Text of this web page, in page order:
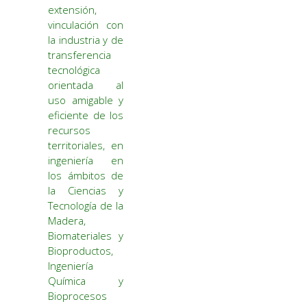
extensión,
vinculación con
la industria y de
transferencia
tecnológica
orientada al
uso amigable y
eficiente de los
recursos
territoriales, en
ingeniería en
los ámbitos de
la Ciencias y
Tecnología de la
Madera,
Biomateriales y
Bioproductos,
Ingeniería
Química y
Bioprocesos